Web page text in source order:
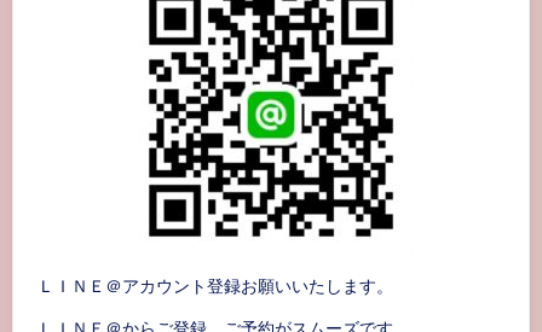
ＬＩＮＥ＠アカウント登録お願いいたします。